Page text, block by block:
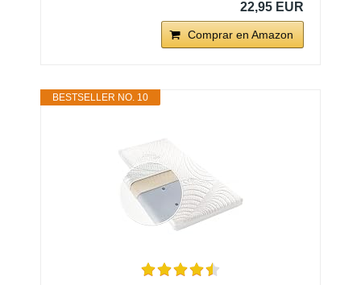
22,95 EUR
Comprar en Amazon
BESTSELLER NO. 10